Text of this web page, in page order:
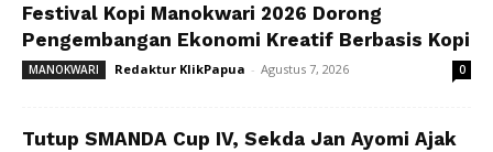
Festival Kopi Manokwari 2026 Dorong
Pengembangan Ekonomi Kreatif Berbasis Kopi
MANOKWARI Redaktur KlikPapua - Agustus 7, 2026 0
Tutup SMANDA Cup IV, Sekda Jan Ayomi Ajak